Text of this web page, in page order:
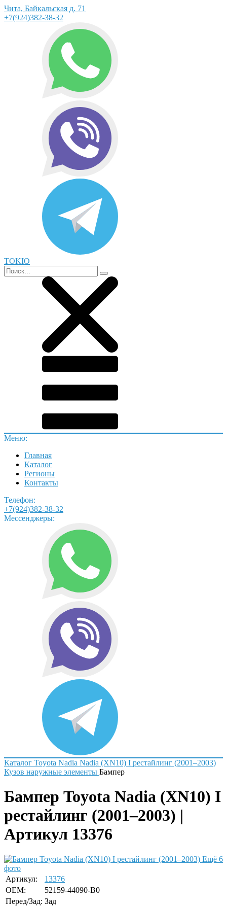
Чита, Байкальская д. 71
+7(924)382-38-32
TOKIO
Меню:
Главная
Каталог
Регионы
Контакты
Телефон:
+7(924)382-38-32
Мессенджеры:
Каталог Toyota Nadia Nadia (XN10) I рестайлинг (2001–2003)
Кузов наружные элементы Бампер
Бампер Toyota Nadia (XN10) I
рестайлинг (2001–2003) |
Артикул 13376
Ещё 6
фото
Артикул:
13376
OEM:
52159-44090-B0
Перед/Зад: Зад